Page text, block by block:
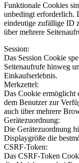
Funktionale Cookies
unbedingt erforderlich.
eindeutige zufällige ID
über mehrere
Session:
Das Session Cookie
Seitenaufrufe hinweg
Einkaufserlebnis.
Merkzettel:
Das Cookie ermöglicht
dem Benutzer zur
auch über mehrere
Gerätezuordnung:
Die Gerätezuordnung
Displaygröße die
CSRF-Token:
Das CSRF-Token